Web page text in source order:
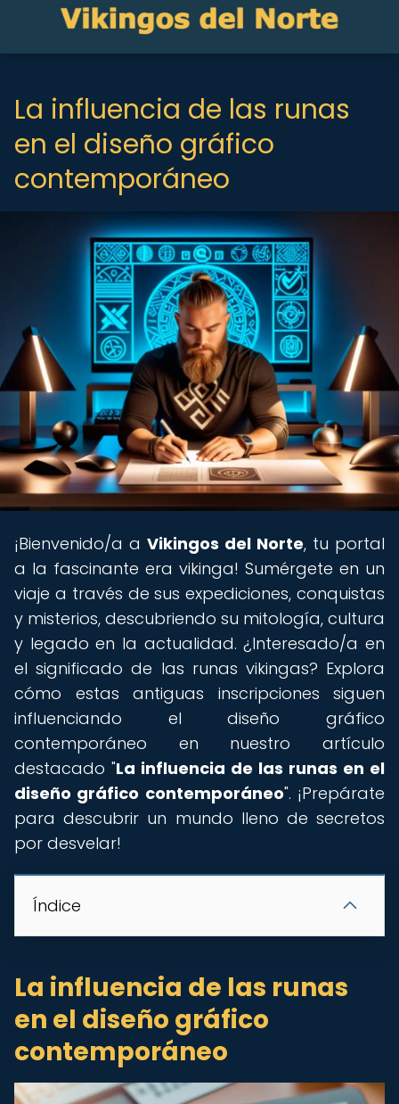
La influencia de las runas
en el diseño gráfico
contemporáneo
¡Bienvenido/a a Vikingos del Norte, tu portal
a la fascinante era vikinga! Sumérgete en un
viaje a través de sus expediciones, conquistas
y misterios, descubriendo su mitología, cultura
y legado en la actualidad. ¿Interesado/a en
el significado de las runas vikingas? Explora
cómo estas antiguas inscripciones siguen
influenciando el diseño gráfico
contemporáneo en nuestro artículo
destacado "La influencia de las runas en el
diseño gráfico contemporáneo". ¡Prepárate
para descubrir un mundo lleno de secretos
por desvelar!
Índice
La influencia de las runas
en el diseño gráfico
contemporáneo